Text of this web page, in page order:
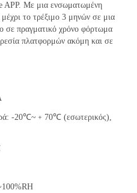
APP. Με μια ενσωματωμένη
το τρέξιμο 3 μηνών σε μια
σε πραγματικό χρόνο φόρτωμα
πλατφορμών ακόμη και σε
-20℃~﹢70℃ (εσωτερικός),